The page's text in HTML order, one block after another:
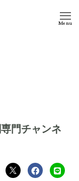
Menu
門チャンネ